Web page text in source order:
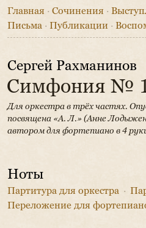
Главная · Сочинения ·
Письма · Публикации ·
Сергей Рахманинов
Симфония №
Для оркестра в трёх частях.
посвящена «А. Л.» (Анне
автором для фортепиано в 4
Ноты
Партитура для оркестра ·
Переложение для